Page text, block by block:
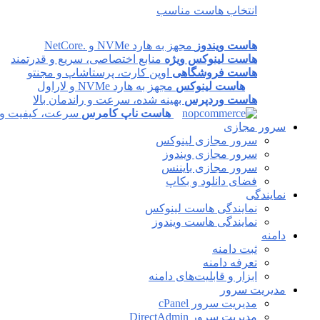
انتخاب هاست مناسب
هاست ویندوز مجهز به هارد NVMe و .NetCore
هاست لینوکس ویژه منابع اختصاصی، سریع و قدرتمند
هاست فروشگاهی اوپن کارت، پرستاشاپ و مجنتو
هاست لینوکس مجهز به هارد NVMe و لاراول
هاست وردپرس بهینه شده، سرعت و راندمان بالا
هاست ناپ کامرس سرعت، کیفیت و
سرور مجازی
سرور مجازی لینوکس
سرور مجازی ویندوز
سرور مجازی بایننس
فضای دانلود و بکاپ
نمایندگی
نمایندگی هاست لینوکس
نمایندگی هاست ویندوز
دامنه
ثبت دامنه
تعرفه دامنه
ابزار و قابلیت‌های دامنه
مدیریت سرور
مدیریت سرور cPanel
مدیریت سرور DirectAdmin